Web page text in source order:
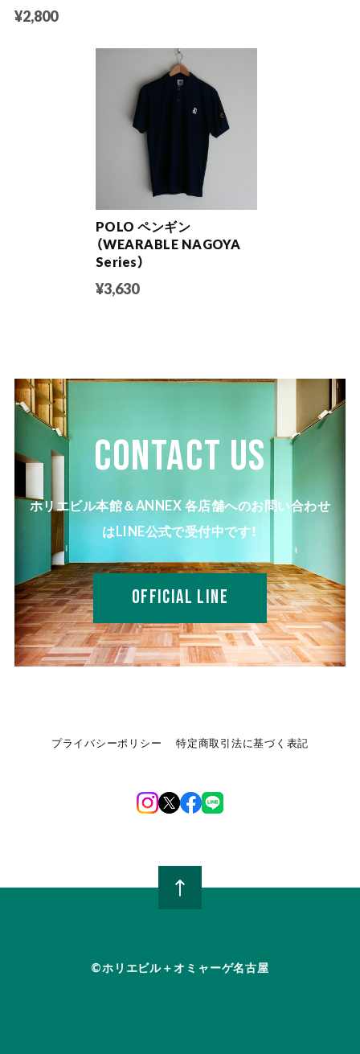
¥2,800
POLO ペンギン
（WEARABLE NAGOYA
Series）
¥3,630
CONTACT US
ホリエビル本館＆ANNEX 各店舗へのお問い合わせ
はLINE公式で受付中です！
OFFICIAL LINE
プライバシーポリシー 特定商取引法に基づく表記
©︎ホリエビル＋オミャーゲ名古屋